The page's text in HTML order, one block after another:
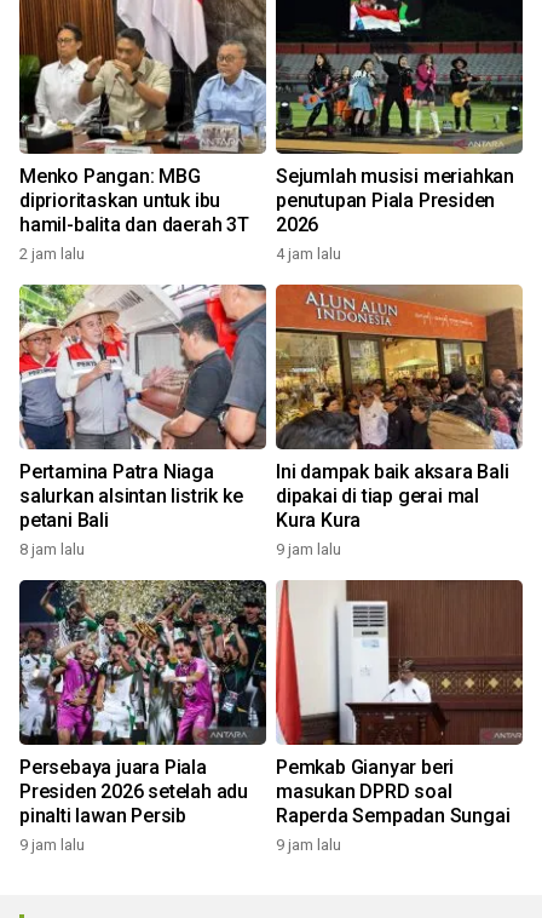
Menko Pangan: MBG
diprioritaskan untuk ibu
hamil-balita dan daerah 3T
2 jam lalu
Sejumlah musisi meriahkan
penutupan Piala Presiden
2026
4 jam lalu
Pertamina Patra Niaga
salurkan alsintan listrik ke
petani Bali
8 jam lalu
Ini dampak baik aksara Bali
dipakai di tiap gerai mal
Kura Kura
9 jam lalu
Persebaya juara Piala
Presiden 2026 setelah adu
pinalti lawan Persib
9 jam lalu
Pemkab Gianyar beri
masukan DPRD soal
Raperda Sempadan Sungai
9 jam lalu